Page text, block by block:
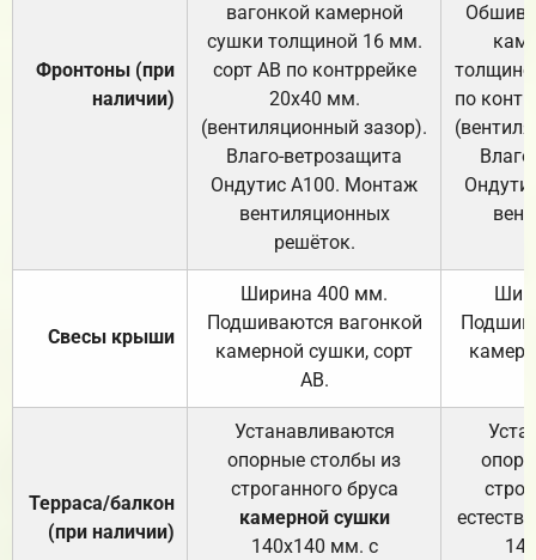
Фронтоны (при
наличии)
вагонкой камерной
сушки толщиной 16 мм.
сорт АВ по контррейке
20х40 мм.
(вентиляционный зазор).
Влаго-ветрозащита
Ондутис А100. Монтаж
вентиляционных
решёток.
по
Свесы крыши
Ширина 400 мм.
Подшиваются вагонкой
камерной сушки, сорт
АВ.
Терраса/балкон
(при наличии)
Устанавливаются
опорные столбы из
строганного бруса
камерной сушки
140х140 мм. с